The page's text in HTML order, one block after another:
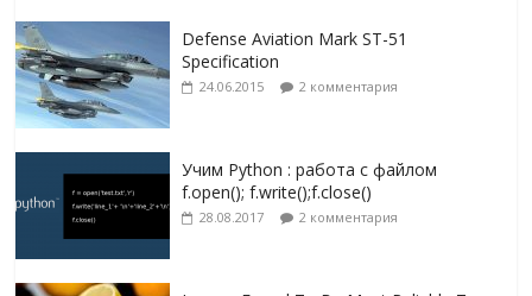
Defense Aviation Mark ST-51
Specification
24.06.2015 2 комментария
Учим Python : работа с файлом
f.open(); f.write();f.close()
28.08.2017 2 комментария